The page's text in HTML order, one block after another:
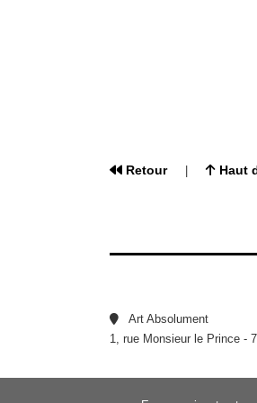
Retour| Haut
Art Absolument
1, rue Monsieur le Prince -